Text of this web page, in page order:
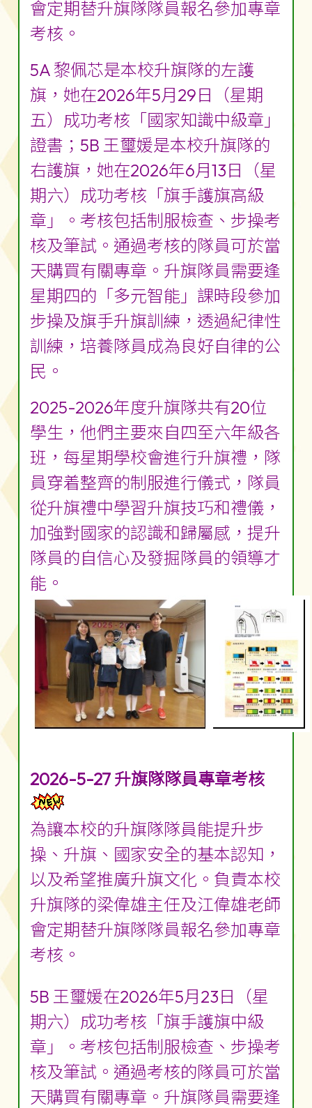
會定期替升旗隊隊員報名參加專章
考核。
5A 黎佩芯是本校升旗隊的左護
旗，她在2026年5月29日（星期
五）成功考核「國家知識中級章」
證書；5B 王璽媛是本校升旗隊的
右護旗，她在2026年6月13日（星
期六）成功考核「旗手護旗高級
章」。考核包括制服檢查、步操考
核及筆試。通過考核的隊員可於當
天購買有關專章。升旗隊員需要逢
星期四的「多元智能」課時段參加
步操及旗手升旗訓練，透過紀律性
訓練，培養隊員成為良好自律的公
民。
2025-2026年度升旗隊共有20位
學生，他們主要來自四至六年級各
班，每星期學校會進行升旗禮，隊
員穿着整齊的制服進行儀式，隊員
從升旗禮中學習升旗技巧和禮儀，
加強對國家的認識和歸屬感，提升
隊員的自信心及發掘隊員的領導才
能。
2026-5-27 升旗隊隊員專章考核
為讓本校的升旗隊隊員能提升步
操、升旗、國家安全的基本認知，
以及希望推廣升旗文化。負責本校
升旗隊的梁偉雄主任及江偉雄老師
會定期替升旗隊隊員報名參加專章
考核。
5B 王璽媛在2026年5月23日（星
期六）成功考核「旗手護旗中級
章」。考核包括制服檢查、步操考
核及筆試。通過考核的隊員可於當
天購買有關專章。升旗隊員需要逢